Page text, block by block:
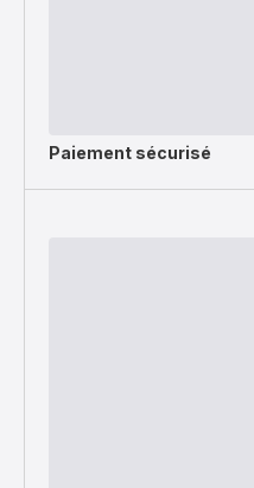
Paiement sécurisé